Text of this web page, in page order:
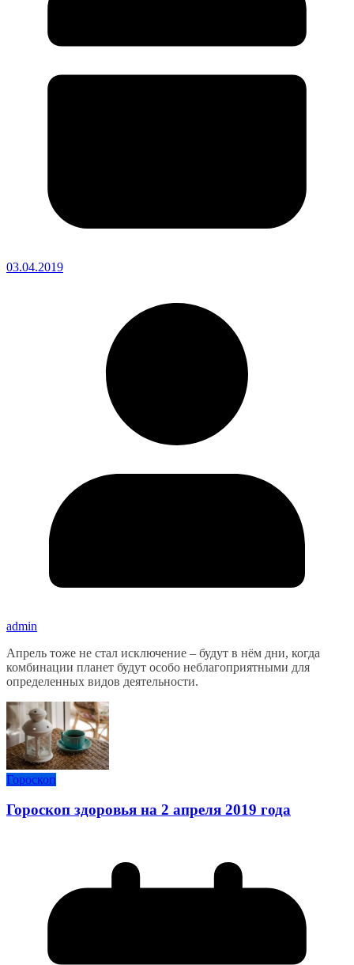
03.04.2019
admin
Апрель тоже не стал исключение – будут в нём дни, когда
комбинации планет будут особо неблагоприятными для
определенных видов деятельности.
Гороскоп
Гороскоп здоровья на 2 апреля 2019 года